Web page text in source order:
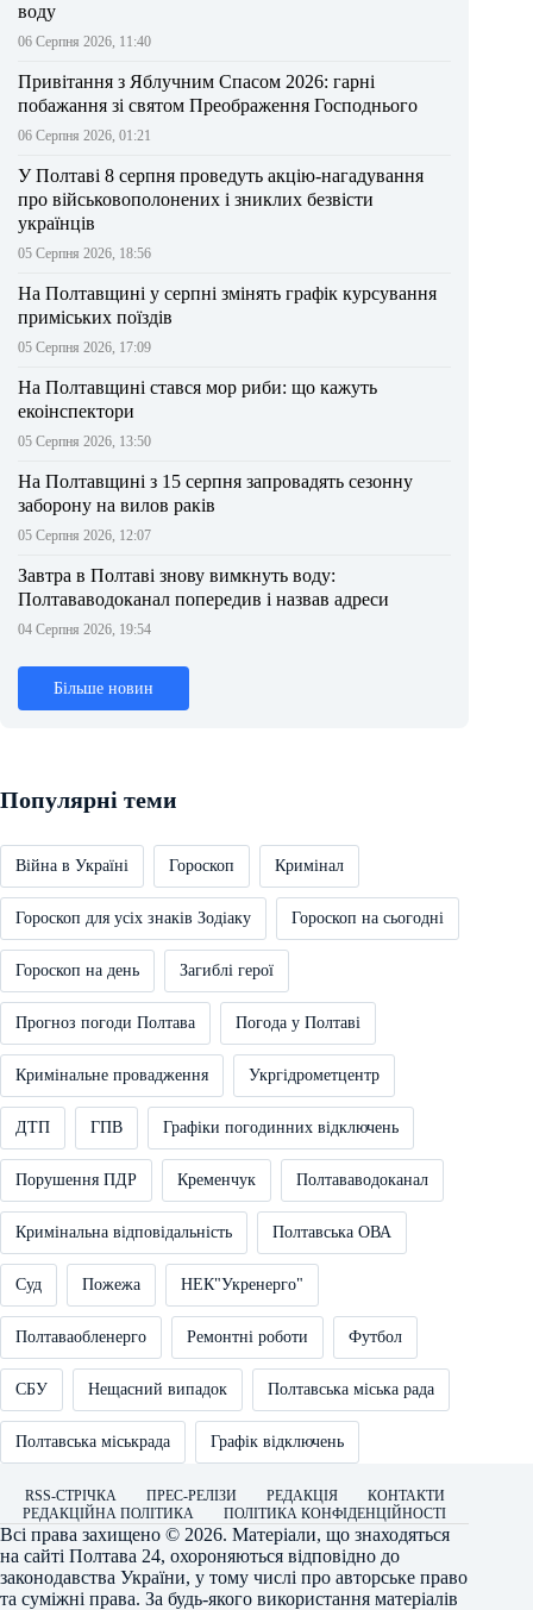
воду
06 Серпня 2026, 11:40
Привітання з Яблучним Спасом 2026: гарні
побажання зі святом Преображення Господнього
06 Серпня 2026, 01:21
У Полтаві 8 серпня проведуть акцію-нагадування
про військовополонених і зниклих безвісти
українців
05 Серпня 2026, 18:56
На Полтавщині у серпні змінять графік курсування
приміських поїздів
05 Серпня 2026, 17:09
На Полтавщині стався мор риби: що кажуть
екоінспектори
05 Серпня 2026, 13:50
На Полтавщині з 15 серпня запровадять сезонну
заборону на вилов раків
05 Серпня 2026, 12:07
Завтра в Полтаві знову вимкнуть воду:
Полтававодоканал попередив і назвав адреси
04 Серпня 2026, 19:54
Більше новин
Популярні теми
Війна в Україні Гороскоп Кримінал
Гороскоп для усіх знаків Зодіаку Гороскоп на сьогодні
Гороскоп на день Загиблі герої
Прогноз погоди Полтава Погода у Полтаві
Кримінальне провадження Укргідрометцентр
ДТП ГПВ Графіки погодинних відключень
Порушення ПДР Кременчук Полтававодоканал
Кримінальна відповідальність Полтавська ОВА
Суд Пожежа НЕК"Укренерго"
Полтаваобленерго Ремонтні роботи Футбол
СБУ Нещасний випадок Полтавська міська рада
Полтавська міськрада Графік відключень
RSS-СТРІЧКА ПРЕС-РЕЛІЗИ РЕДАКЦІЯ
КОНТАКТИ
РЕДАКЦІЙНА ПОЛІТИКА
ПОЛІТИКА КОНФІДЕНЦІЙНОСТІ
Всі права захищено © 2026. Матеріали, що знаходяться
на сайті Полтава 24, охороняються відповідно до
законодавства України, у тому числі про авторське право
та суміжні права. За будь-якого використання матеріалів